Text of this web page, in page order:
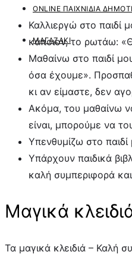
ONLINE ΠΑΙΧΝΙΔΙΑ
ΜΑΓΑΖΆΚΙ
Καλλιεργώ στο παιδί
κάποιον, το ρωτάω:
Μαθαίνω στο παιδί
όσα έχουμε».
κι αν είμαστε, δεν
Ακόμα, του μαθαίνω
είναι, μπορούμε να
Υπενθυμίζω στο
Υπάρχουν παιδικά
καλή συμπεριφορά
Μαγικά
Τα μαγικά κλειδιά – Καλή